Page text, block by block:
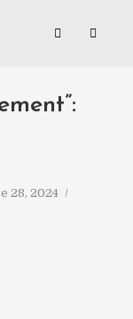
28, 2024